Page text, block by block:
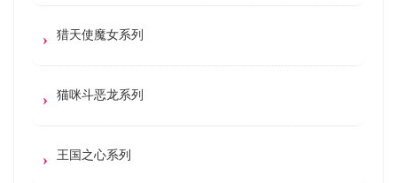
猎天使魔女系列
猫咪斗恶龙系列
王国之心系列